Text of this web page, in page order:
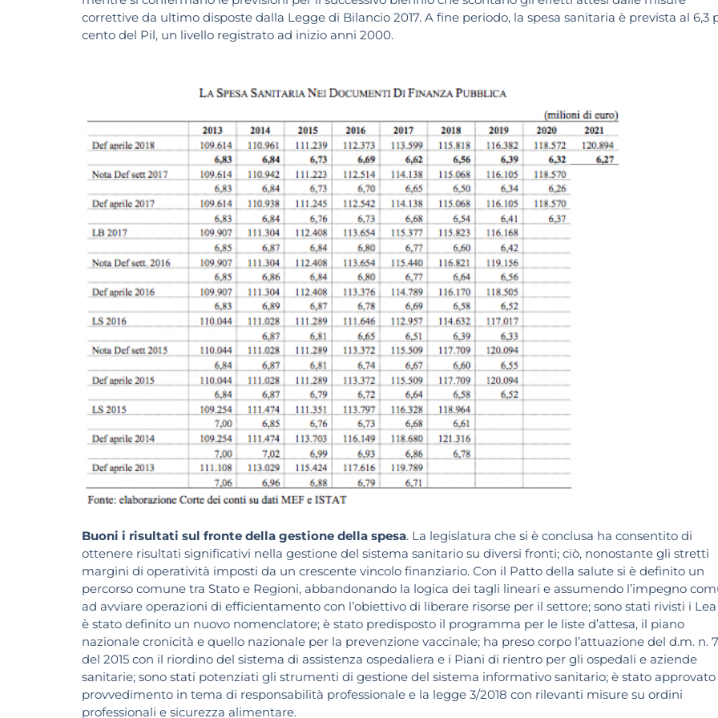
correttive da ultimo disposte dalla Legge di Bilancio 2017. A fine periodo, la spesa sanitaria è prevista al 6,3
cento del Pil, un livello registrato ad inizio anni 2000.
Buoni i risultati sul fronte della gestione della spesa. La legislatura che si è conclusa ha consentito di
ottenere risultati significativi nella gestione del sistema sanitario su diversi fronti; ciò, nonostante gli stretti
margini di operatività imposti da un crescente vincolo finanziario. Con il Patto della salute si è definito un
percorso comune tra Stato e Regioni, abbandonando la logica dei tagli lineari e assumendo l’impegno
ad avviare operazioni di efficientamento con l’obiettivo di liberare risorse per il settore; sono stati rivisti i
è stato definito un nuovo nomenclatore; è stato predisposto il programma per le liste d’attesa, il piano
nazionale cronicità e quello nazionale per la prevenzione vaccinale; ha preso corpo l’attuazione del d.m. n.
del 2015 con il riordino del sistema di assistenza ospedaliera e i Piani di rientro per gli ospedali e aziende
sanitarie; sono stati potenziati gli strumenti di gestione del sistema informativo sanitario; è stato approvato
provvedimento in tema di responsabilità professionale e la legge 3/2018 con rilevanti misure su ordini
professionali e sicurezza alimentare.